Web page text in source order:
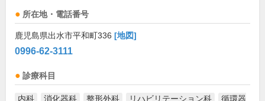
所在地・電話番号
鹿児島県出水市平和町336 [地図]
0996-62-3111
診療科目
内科 消化器科 整形外科 リハビリテーション科
循環器